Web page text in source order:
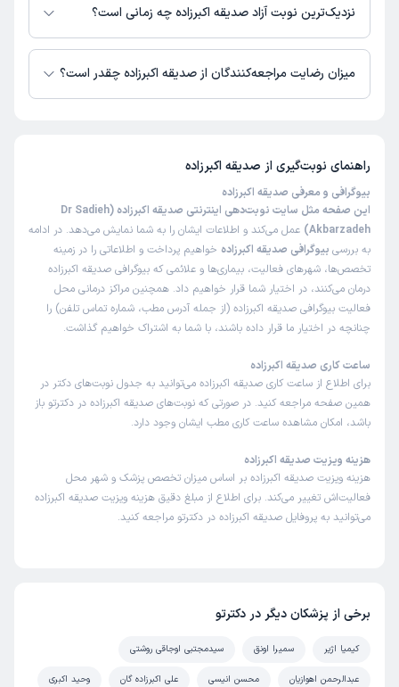
دسترس نیست. برای دریافت اطلاعات دقیق‌تر، لطفاً با مطب تماس بگیرید.
نزدیک‌ترین نوبت آزاد صدیقه اکبرزاده چه زمانی است؟
زمان نوبت‌دهی و پذیرش بیماران با هماهنگی مطب مشخص می‌شود.
میزان رضایت مراجعه‌کنندگان از صدیقه اکبرزاده چقدر است؟
راهنمای نوبت‌گیری از صدیقه اکبرزاده
بیوگرافی و معرفی صدیقه اکبرزاده
این صفحه مثل سایت نوبت‌دهی اینترنتی صدیقه اکبرزاده (Dr Sadieh
Akbarzadeh) عمل می‌کند و اطلاعات ایشان را به شما نمایش می‌دهد. در ادامه
به بررسی بیوگرافی صدیقه اکبرزاده خواهیم پرداخت و اطلاعاتی را در زمینه
تخصص‌ها، شهرهای فعالیت، بیماری‌ها و علائمی که بیوگرافی صدیقه اکبرزاده
درمان می‌کنند، در اختیار شما قرار خواهیم داد. همچنین مراکز درمانی محل
فعالیت بیوگرافی صدیقه اکبرزاده (از جمله آدرس مطب، شماره تماس تلفن) را
چنانچه در اختیار ما قرار داده باشند، با شما به اشتراک خواهیم گذاشت.
ساعت کاری صدیقه اکبرزاده
برای اطلاع از ساعت کاری صدیقه اکبرزاده می‌توانید به جدول نوبت‌های دکتر در
همین صفحه مراجعه کنید. در صورتی که نوبت‌های صدیقه اکبرزاده در دکترتو باز
باشد، امکان مشاهده ساعت کاری مطب ایشان وجود دارد.
هزینه ویزیت صدیقه اکبرزاده
هزینه ویزیت صدیقه اکبرزاده بر اساس میزان تخصص پزشک و شهر محل
فعالیت‌اش تغییر می‌کند. برای اطلاع از مبلغ دقیق هزینه ویزیت صدیقه اکبرزاده
می‌توانید به پروفایل صدیقه اکبرزاده در دکترتو مراجعه کنید.
برخی از پزشکان دیگر در دکترتو
کیمیا اژیر سمیرا اونق سیدمجتبی اوجاقی روشتی
عبدالرحمن اهوازیان محسن انیسی علی اکبرزاده گان وحید اکبری